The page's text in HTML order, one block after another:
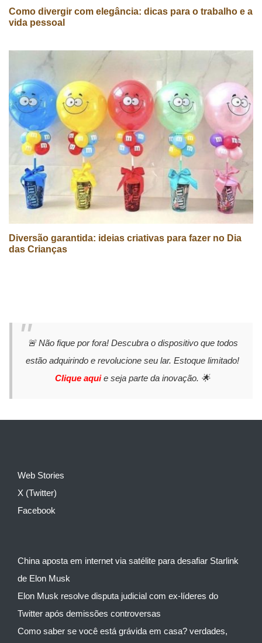
Como divergir com elegância: dicas para o trabalho e a
vida pessoal
Diversão garantida: ideias criativas para fazer no Dia
das Crianças
🚨 Não fique por fora! Descubra o dispositivo que todos
estão adquirindo e revolucione seu lar. Estoque limitado!
Clique aquie seja parte da inovação. 🌟
Web Stories
X (Twitter)
Facebook
China aposta em internet via satélite para desafiar Starlink
de Elon Musk
Elon Musk resolve disputa judicial com ex-líderes do
Twitter após demissões controversas
Como saber se você está grávida em casa? verdades,